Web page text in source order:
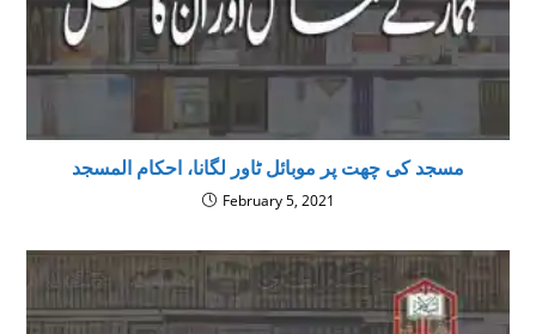
مسجد کی چھت پر موبائل ٹاور لگانا، احکام المسجد
February 5, 2021